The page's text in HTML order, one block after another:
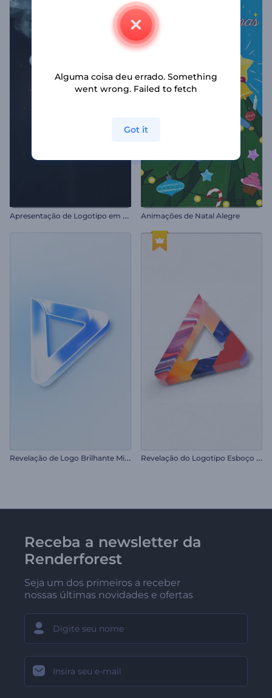
A
presentação de Logotipo em Chamas Animações de Natal Alegre
R
evelação de Logo Brilhante Minimalista R
evelação do Logotipo Esboço em Evolução
Receba a newsletter da
Renderforest
Seja um dos primeiros a receber
nossas últimas novidades e ofertas
Alguma coisa deu errado. Something
went wrong. Failed to fetch
Got it